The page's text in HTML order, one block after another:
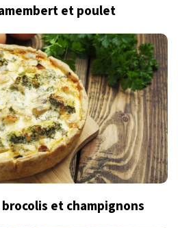
et poulet
et champignons